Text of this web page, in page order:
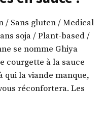
/ Sans gluten / Medical
soja / Plant-based /
se nomme Ghiya
courgette à la sauce
qui la viande manque,
réconfortera. Les